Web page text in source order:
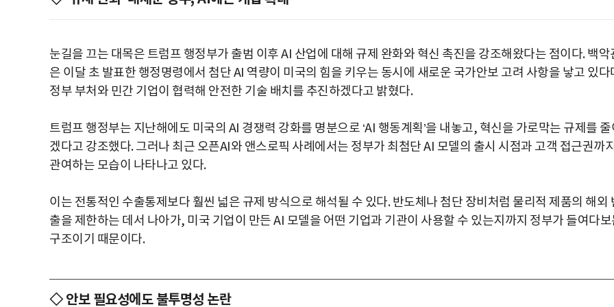
눈길을 끄는 대목은 트럼프 행정부가 출범 이후 AI 산업에 대해 규제 완화와 혁신 촉진을 강조해왔다는 점이다. 백악
은 이달 초 발표한 행정명령에서 첨단 AI 역량이 미국의 힘을 키우는 동시에 새로운 국가안보 고려 사항을 낳고 있다
정부 부처와 민간 기업이 협력해 안전한 기술 배치를 추진하겠다고 밝혔다.
트럼프 행정부는 지난해에도 미국의 AI 경쟁력 강화를 명분으로 ‘AI 행동계획’을 내놓고, 혁신을 가로막는 규제를 줄
겠다고 강조했다. 그러나 최근 오픈AI와 앤스로픽 사례에서는 정부가 최첨단 AI 모델의 출시 시점과 고객 접근권까지
관여하는 모습이 나타나고 있다.
이는 전통적인 수출통제보다 훨씬 넓은 규제 방식으로 해석될 수 있다. 반도체나 첨단 장비처럼 물리적 제품의 해외
출을 제한하는 데서 나아가, 미국 기업이 만든 AI 모델을 어떤 기업과 기관이 사용할 수 있는지까지 정부가 들여다보
구조이기 때문이다.
◇ 안보 필요성에도 불투명성 논란